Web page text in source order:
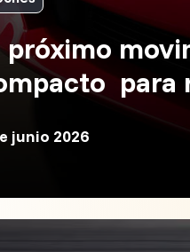
próximo
para
junio 2026